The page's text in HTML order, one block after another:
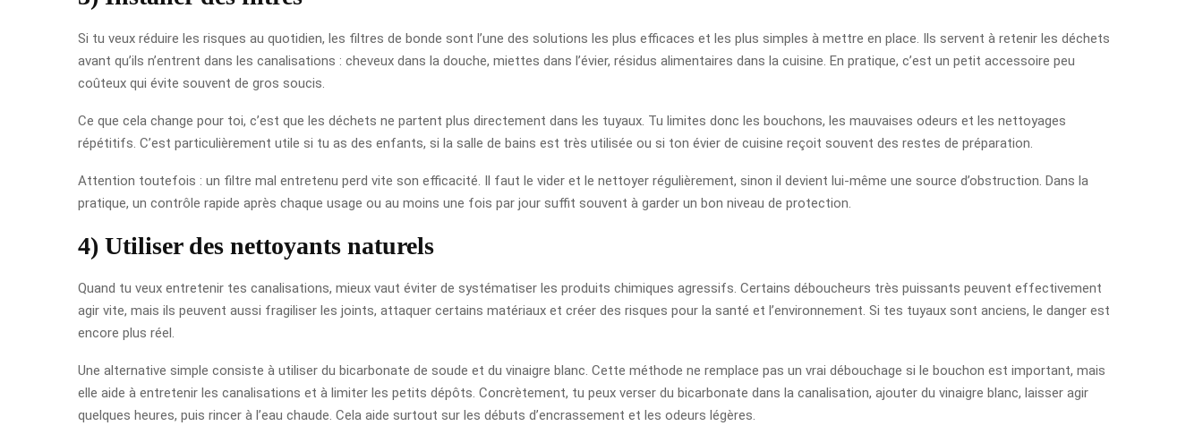
Si tu veux réduire les risques au quotidien, les filtres de bonde sont l’une des solutions les plus efficaces et les plus simples à mettre en place. Ils servent à retenir les déchets
avant qu’ils n’entrent dans les canalisations : cheveux dans la douche, miettes dans l’évier, résidus alimentaires dans la cuisine. En pratique, c’est un petit accessoire peu
coûteux qui évite souvent de gros soucis.
Ce que cela change pour toi, c’est que les déchets ne partent plus directement dans les tuyaux. Tu limites donc les bouchons, les mauvaises odeurs et les nettoyages
répétitifs. C’est particulièrement utile si tu as des enfants, si la salle de bains est très utilisée ou si ton évier de cuisine reçoit souvent des restes de préparation.
Attention toutefois : un filtre mal entretenu perd vite son efficacité. Il faut le vider et le nettoyer régulièrement, sinon il devient lui-même une source d’obstruction. Dans la
pratique, un contrôle rapide après chaque usage ou au moins une fois par jour suffit souvent à garder un bon niveau de protection.
4) Utiliser des nettoyants naturels
Quand tu veux entretenir tes canalisations, mieux vaut éviter de systématiser les produits chimiques agressifs. Certains déboucheurs très puissants peuvent effectivement
agir vite, mais ils peuvent aussi fragiliser les joints, attaquer certains matériaux et créer des risques pour la santé et l’environnement. Si tes tuyaux sont anciens, le danger est
encore plus réel.
Une alternative simple consiste à utiliser du bicarbonate de soude et du vinaigre blanc. Cette méthode ne remplace pas un vrai débouchage si le bouchon est important, mais
elle aide à entretenir les canalisations et à limiter les petits dépôts. Concrètement, tu peux verser du bicarbonate dans la canalisation, ajouter du vinaigre blanc, laisser agir
quelques heures, puis rincer à l’eau chaude. Cela aide surtout sur les débuts d’encrassement et les odeurs légères.